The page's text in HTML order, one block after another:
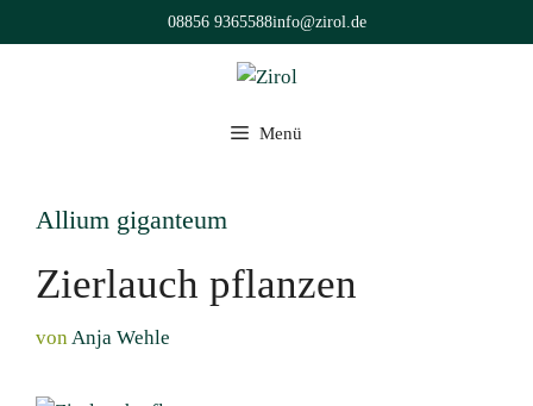
Inhalt
08856 9365588info@zirol.de
Menü
Allium giganteum
Zierlauch pflanzen
von Anja Wehle